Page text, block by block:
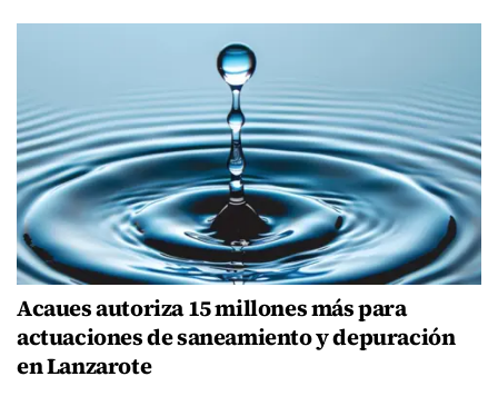
Acaues autoriza 15 millones más para
actuaciones de saneamiento y depuración
en Lanzarote